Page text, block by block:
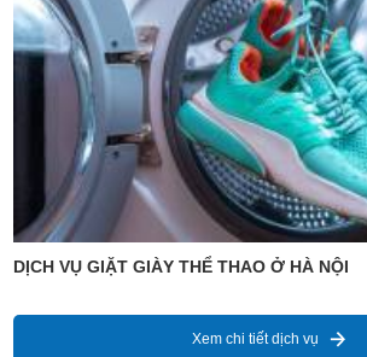
DỊCH VỤ GIẶT GIÀY THỂ THAO Ở HÀ NỘI
Xem chi tiết dịch vụ